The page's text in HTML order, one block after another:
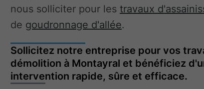
nous solliciter pour lestravaux
de goudronnage d'allée.
Sollicitez notre entreprise pour vos
démolition à Montayral et bénéficiez
intervention rapide, sûre et efficace.